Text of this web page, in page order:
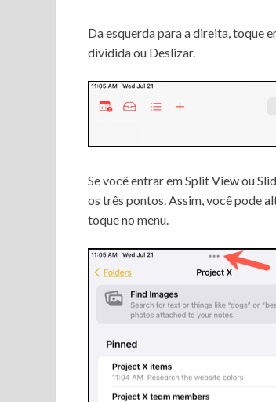
Da esquerda para a direita, toque
dividida ou Deslizar.
Se você entrar em Split View ou
os três pontos.Assim, você pode
toque no menu.